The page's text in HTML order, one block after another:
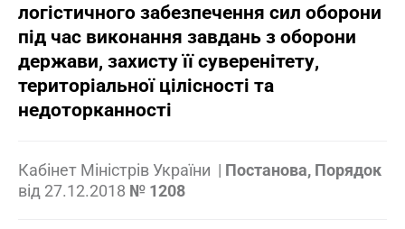
логістичного забезпечення сил оборони
під час виконання завдань з оборони
держави, захисту її суверенітету,
територіальної цілісності та
недоторканності
Кабінет Міністрів України | Постанова, Порядок
від 27.12.2018 № 1208